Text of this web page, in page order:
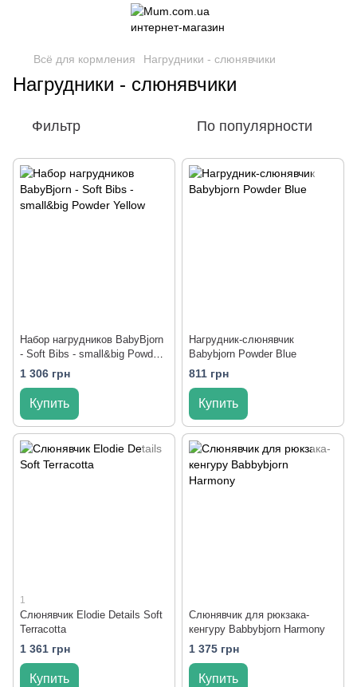
Всё для кормления Нагрудники - слюнявчики
Нагрудники - слюнявчики
Фильтр По популярности
Набор нагрудников BabyBjorn
- Soft Bibs - small&big Powder
Yellow
1 306 грн
Купить
Нагрудник-слюнявчик
Babybjorn Powder Blue
811 грн
Купить
1
Слюнявчик Elodie Details Soft
Terracotta
1 361 грн
Купить
Слюнявчик для рюкзака-
кенгуру Babbybjorn Harmony
1 375 грн
Купить